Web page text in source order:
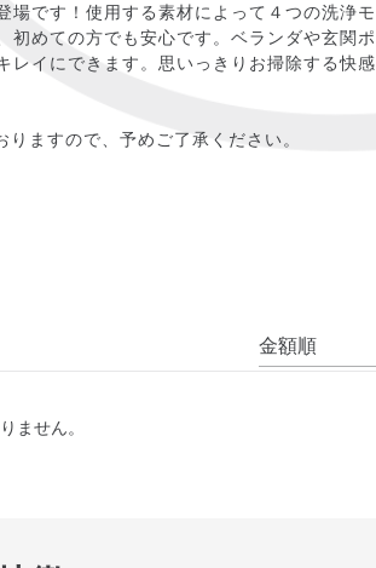
です！使用する素材によって４つの洗浄モ
めての方でも安心です。ベランダや玄関ポ
レイにできます。思いっきりお掃除する快感
ますので、予めご了承ください。
金額順
ません。